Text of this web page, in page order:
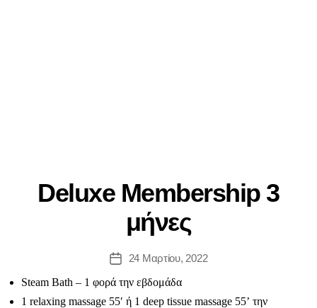
Deluxe Membership 3
μήνες
24 Μαρτίου, 2022
Steam Bath – 1 φορά την εβδομάδα
1 relaxing massage 55′ ή 1 deep tissue massage 55’ την